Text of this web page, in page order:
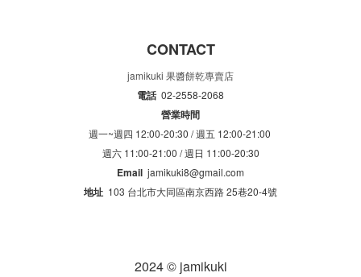
CONTACT
jamikuki 果醬餅乾專賣店
電話 02-2558-2068
營業時間
週一~週四 12:00-20:30 /週五 12:00-21:00
週六 11:00-21:00 /週日 11:00-20:30
Email jamikuki8@gmail.com
地址 103 台北市大同區南京西路 25巷20-4號
2024 © jamikuki